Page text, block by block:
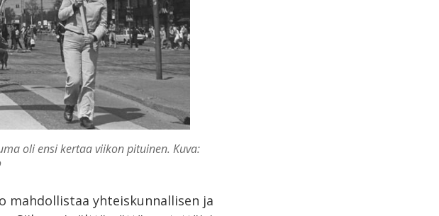
oli ensi kertaa viikon pituinen. Kuva:
mahdollistaa yhteiskunnallisen ja